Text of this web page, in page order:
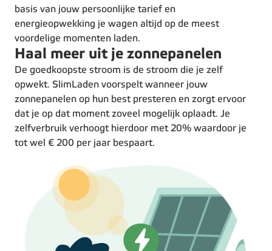
basis van jouw persoonlijke tarief en
energieopwekking je wagen altijd op de meest
voordelige momenten laden.
Haal meer uit je zonnepanelen
De goedkoopste stroom is de stroom die je zelf
opwekt. SlimLaden voorspelt wanneer jouw
zonnepanelen op hun best presteren en zorgt ervoor
dat je op dat moment zoveel mogelijk oplaadt. Je
zelfverbruik verhoogt hierdoor met 20% waardoor je
tot wel € 200 per jaar bespaart.